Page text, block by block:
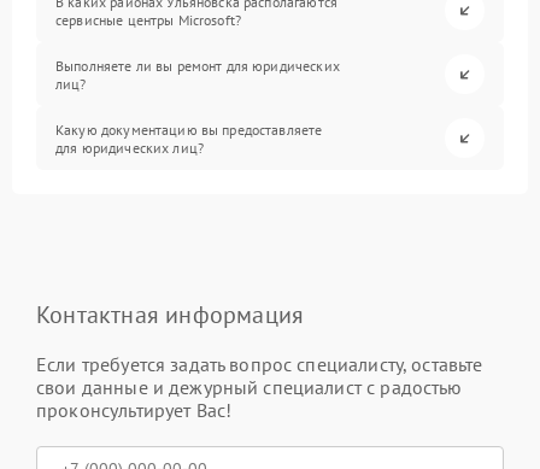
сервисные центры Microsoft?
Выполняете ли вы ремонт для юридических
лиц?
Какую документацию вы предоставляете
для юридических лиц?
Контактная информация
Если требуется задать вопрос специалисту, оставьте
свои данные и дежурный специалист с радостью
проконсультирует Вас!